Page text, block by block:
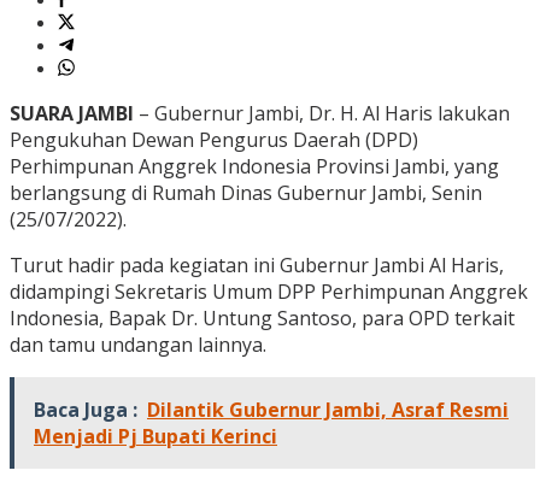
SUARA JAMBI – Gubernur Jambi, Dr. H. Al Haris lakukan
Pengukuhan Dewan Pengurus Daerah (DPD)
Perhimpunan Anggrek Indonesia Provinsi Jambi, yang
berlangsung di Rumah Dinas Gubernur Jambi, Senin
(25/07/2022).
Turut hadir pada kegiatan ini Gubernur Jambi Al Haris,
didampingi Sekretaris Umum DPP Perhimpunan Anggrek
Indonesia, Bapak Dr. Untung Santoso, para OPD terkait
dan tamu undangan lainnya.
Baca Juga : Dilantik Gubernur Jambi, Asraf Resmi
Menjadi Pj Bupati Kerinci